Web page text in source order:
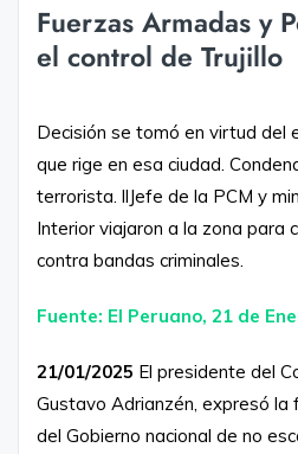
Fuerzas Armadas y
el control de Trujillo
Decisión se tomó en virtud del
que rige en esa ciudad.
terrorista. llJefe de la PCM y
Interior viajaron a la zona para
contra bandas criminales.
Fuente: El Peruano, 21 de
21/01/2025 El presidente del
Gustavo Adrianzén, expresó la
del Gobierno nacional de no